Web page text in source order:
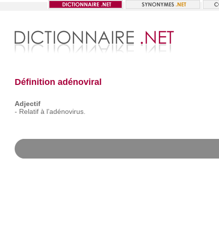
Définition adénoviral
Adjectif
- Relatif à l’adénovirus.